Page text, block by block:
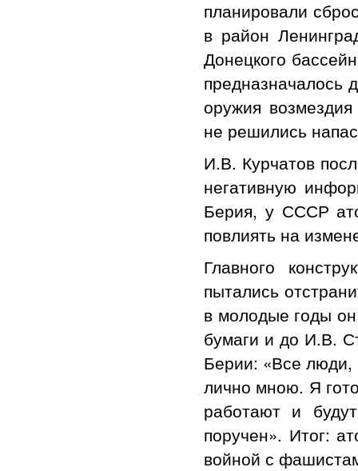
планировали
в район
Донецкого
предназначалось
оружия
не решились
И.В. Курчатов
негативную
Берия, у СССР
повлиять на
Главного
пытались
в молодые годы
бумаги и до И.В.
Берии: «Все люди,
лично мною. Я
работают и
поручен». Итог:
войной с